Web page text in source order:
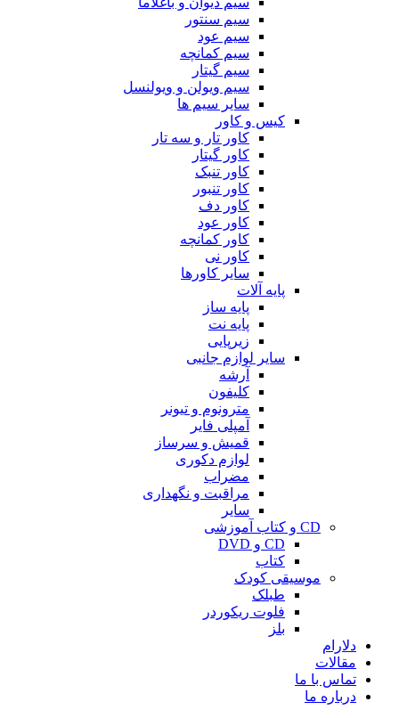
سیم سنتور
سیم عود
سیم کمانچه
سیم گیتار
سیم ویولن و ویولنسل
سایر سیم ها
کیس و کاور
کاور تار و سه تار
کاور گیتار
کاور تنبک
کاور تنبور
کاور دف
کاور عود
کاور کمانچه
کاور نی
سایر کاورها
پایه آلات
پایه ساز
پایه نت
زیرپایی
سایر لوازم جانبی
آرشه
کلیفون
مترونوم و تیونر
آمپلی فایر
قمیش و سرساز
لوازم دکوری
مضراب
مراقبت و نگهداری
سایر
CD و کتاب آموزشی
CD و DVD
کتاب
موسیقی کودک
طبلک
فلوت ریکوردر
بلز
دلارام
مقالات
تماس با ما
درباره ما